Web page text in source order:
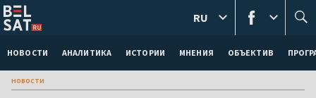
НОВОСТИ АНАЛИТИКА ИСТОРИИ МНЕНИЯ ОБЪЕКТИВ
RU
новости